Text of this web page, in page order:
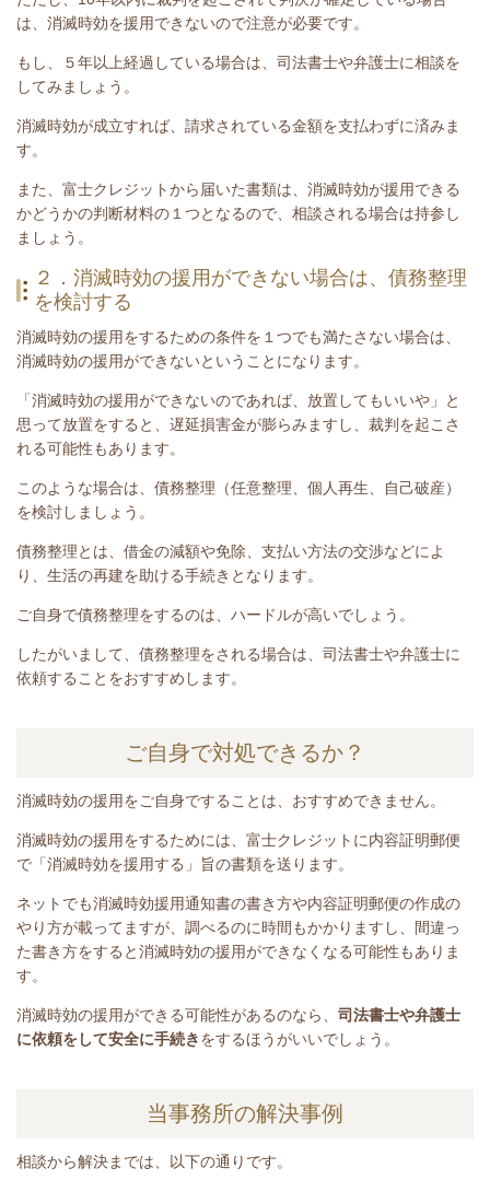
は、消滅時効を援用できないので注意が必要です。
もし、５年以上経過している場合は、司法書士や弁護士に相談を
してみましょう。
消滅時効が成立すれば、請求されている金額を支払わずに済みま
す。
また、富士クレジットから届いた書類は、消滅時効が援用できる
かどうかの判断材料の１つとなるので、相談される場合は持参し
ましょう。
２．消滅時効の援用ができない場合は、債務整理
を検討する
消滅時効の援用をするための条件を１つでも満たさない場合は、
消滅時効の援用ができないということになります。
「消滅時効の援用ができないのであれば、放置してもいいや」と
思って放置をすると、遅延損害金が膨らみますし、裁判を起こさ
れる可能性もあります。
このような場合は、債務整理（任意整理、個人再生、自己破産）
を検討しましょう。
債務整理とは、 借金の減額や免除、支払い方法の交渉などによ
り、生活の再建を助ける手続き となります。
ご自身で債務整理をするのは、ハードルが高いでしょう。
したがいまして、債務整理をされる場合は、司法書士や弁護士に
依頼することをおすすめします。
ご自身で対処できるか？
消滅時効の援用をご自身ですることは、おすすめできません。
消滅時効の援用をするためには、富士クレジットに内容証明郵便
で「消滅時効を援用する」旨の書類を送ります。
ネットでも消滅時効援用通知書の書き方や内容証明郵便の作成の
やり方が載ってますが、調べるのに時間もかかりますし、間違っ
た書き方をすると消滅時効の援用ができなくなる可能性もありま
す。
消滅時効の援用ができる可能性があるのなら、 司法書士や弁護士
に依頼をして安全に手続きをするほうがいいでしょう。
当事務所の解決事例
相談から解決までは、以下の通りです。